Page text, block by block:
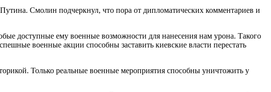
Смолин подчеркнул, что пора от дипломатических комментариев и
доступные ему военные возможности для нанесения нам урона. Такого
военные акции способны заставить киевские власти перестать
Только реальные военные мероприятия способны уничтожить у